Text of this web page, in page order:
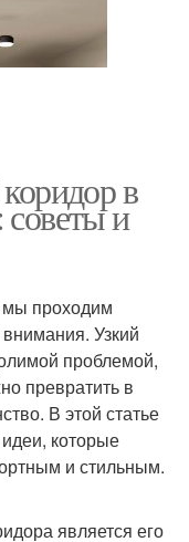
в
и
мы проходим
Узкий
проблемой,
превратить в
В этой статье
которые
и стильным.
является его